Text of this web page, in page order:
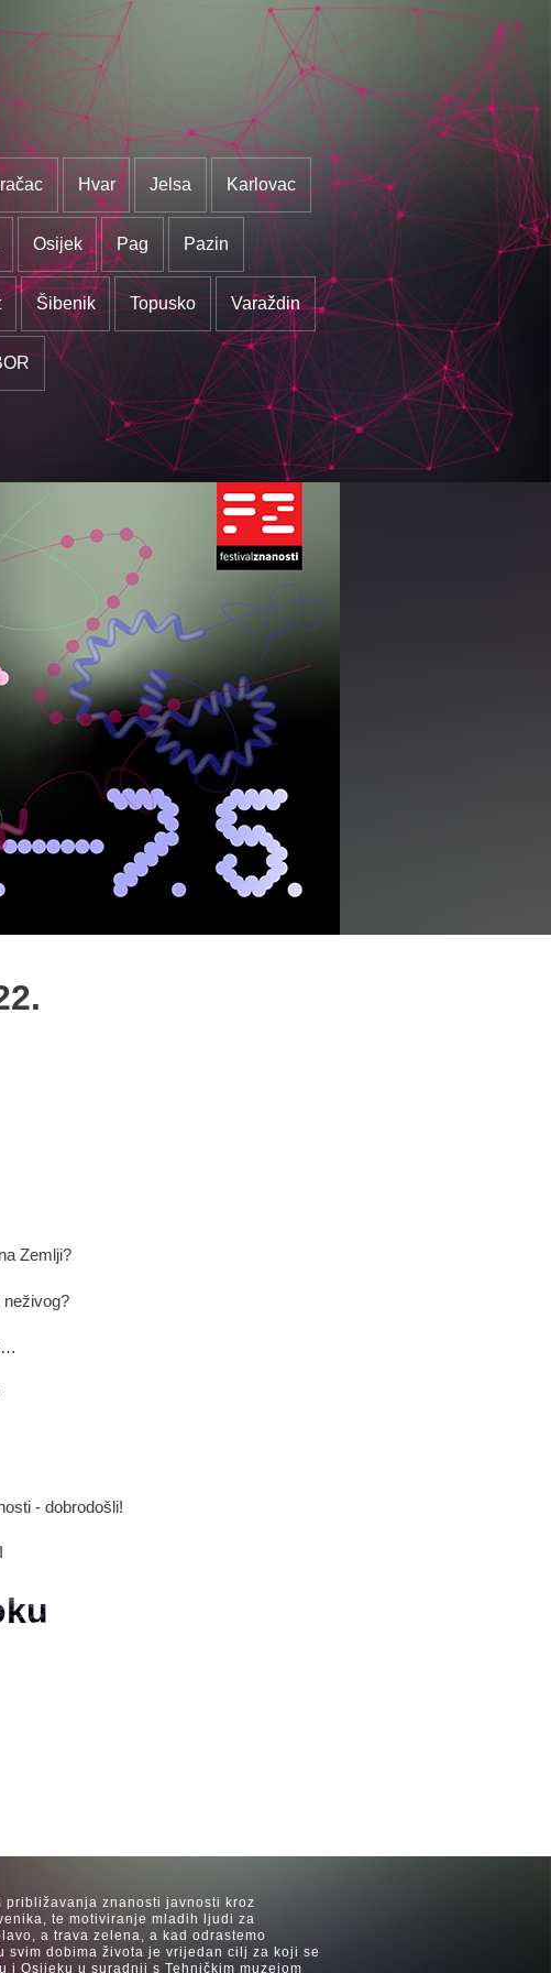
Hvar Jelsa Karlovac
Osijek Pag Pazin
Šibenik Topusko Varaždin
Zemlji?
neživog?
- dobrodošli!
znanosti javnosti kroz
te motiviranje mladih ljudi za
a trava zelena, a kad odrastemo
svim dobima života je vrijedan cilj za koji se
i Osijeku u suradnji s Tehničkim muzejom